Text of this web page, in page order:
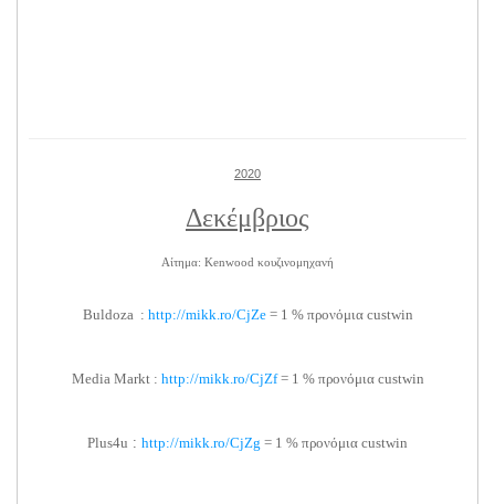
2020
Δεκέμβριος
Αίτημα: Kenwood κουζινομηχανή
Buldoza : http://mikk.ro/CjZe= 1 % προνόμια custwin
Media Markt : http://mikk.ro/CjZf= 1 % προνόμια custwin
Plus4u : http://mikk.ro/CjZg = 1 % προνόμια custwin